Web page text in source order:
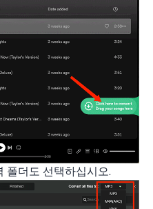
폴더도 선택하십시오.